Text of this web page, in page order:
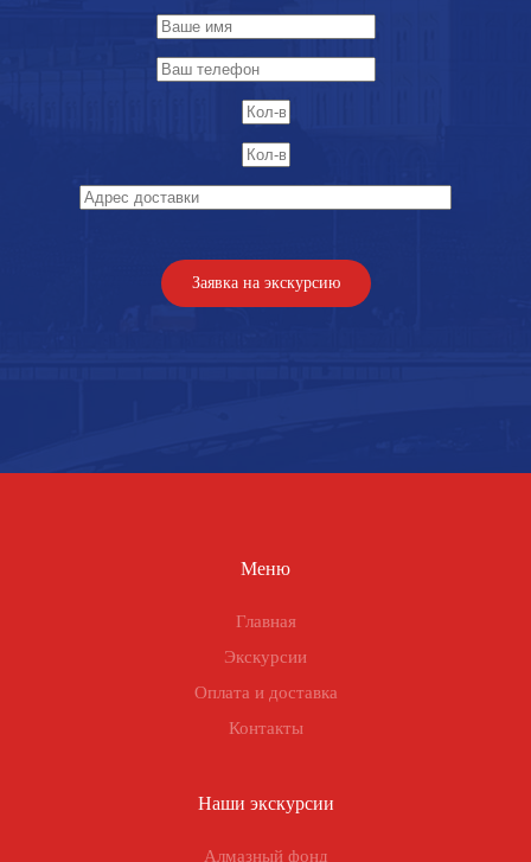
Заявка на экскурсию
Меню
Главная
Экскурсии
Оплата и доставка
Контакты
Наши экскурсии
Алмазный фонд